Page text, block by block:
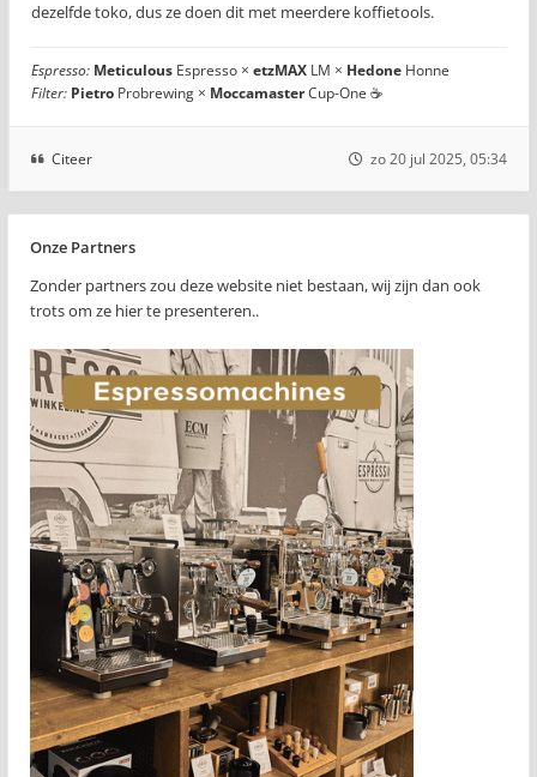
dezelfde toko, dus ze doen dit met meerdere koffietools.
Espresso: Meticulous Espresso × etzMAX LM × Hedone Honne
Filter: Pietro Probrewing × MoccamasterCup-One ☕
Citeer zo 20 jul 2025, 05:34
Onze Partners
Zonder partners zou deze website niet bestaan, wij zijn dan ook
trots om ze hier te presenteren..